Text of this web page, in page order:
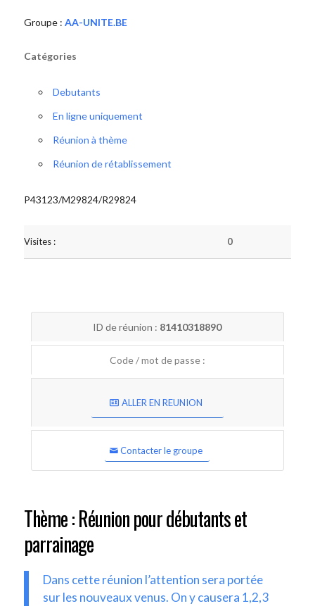
Groupe : AA-UNITE.BE
Catégories
Debutants
En ligne uniquement
Réunion à thème
Réunion de rétablissement
P43123/M29824/R29824
Visites : 0
ID de réunion : 81410318890
Code / mot de passe :
ALLER EN REUNION
Contacter le groupe
Thème : Réunion pour débutants et
parrainage
Dans cette réunion l’attention sera portée
sur les nouveaux venus. On y causera 1,2,3